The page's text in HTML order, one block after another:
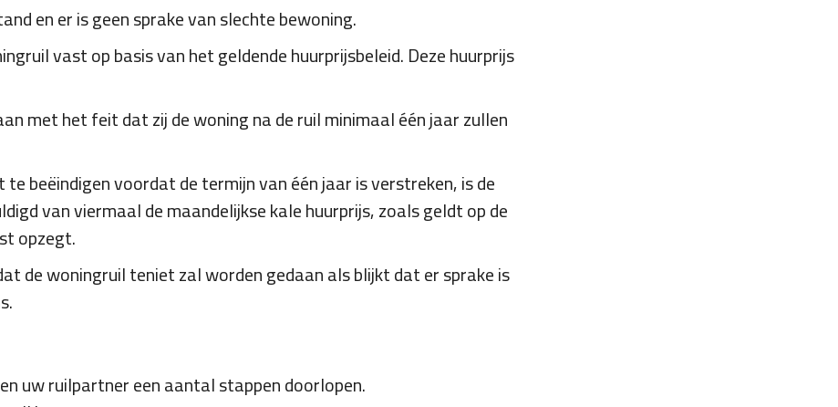
en er is geen sprake van slechte bewoning.
vast op basis van het geldende huurprijsbeleid. Deze huurprijs
met het feit dat zij de woning na de ruil minimaal één jaar zullen
beëindigen voordat de termijn van één jaar is verstreken, is de
van viermaal de maandelijkse kale huurprijs, zoals geldt op de
opzegt.
de woningruil teniet zal worden gedaan als blijkt dat er sprake is
uw ruilpartner een aantal stappen doorlopen.